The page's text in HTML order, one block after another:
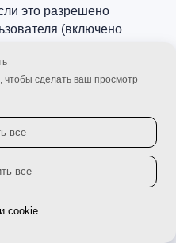
это разрешено
(включено
на Сайт, Пользователь
персональной
срока, любым
чтобы сделать ваш просмотр
все
все
cookie